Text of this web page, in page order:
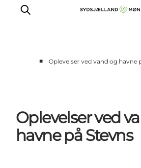
Events
Spis
Overnat
■ Oplevelser ved vand og havne
Oplevelser ved
havne på Stevns